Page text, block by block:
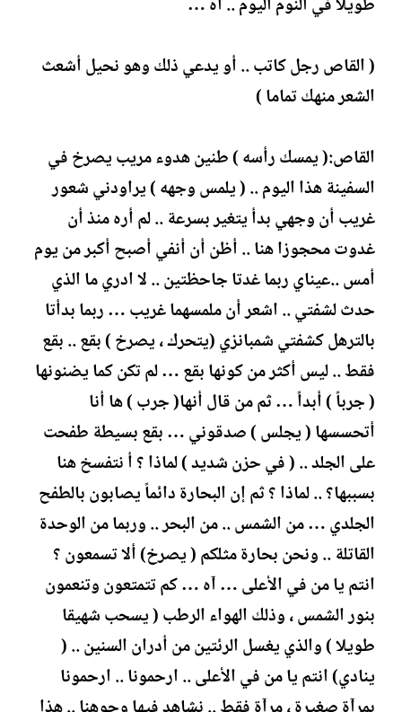
( القاص رجل كاتب .. أو يدعي ذلك وهو نحيل أشعث
الشعر منهك تماما )
القاص:( يمسك رأسه ) طنين هدوء مريب يصرخ في
السفينة هذا اليوم .. ( يلمس وجهه ) يراودني شعور
غريب أن وجهي بدأ يتغير بسرعة .. لم أره منذ أن
غدوت محجوزا هنا .. أظن أن أنفي أصبح أكبر من يوم
أمس ..عيناي ربما غدتا جاحظتين .. لا ادري ما الذي
حدث لشفتي .. اشعر أن ملمسهما غريب … ربما بدأتا
بالترهل كشفتي شمبانزي (يتحرك ، يصرخ ) بقع .. بقع
فقط .. ليس أكثر من كونها بقع … لم تكن كما يضنونها
( جرباً ) أبداً … ثم من قال أنها( جرب ) ها أنا
أتحسسها ( يجلس ) صدقوني … بقع بسيطة طفحت
على الجلد .. ( في حزن شديد ) لماذا ؟ أ نتفسخ هنا
بسببها؟ .. لماذا ؟ ثم إن البحارة دائماً يصابون بالطفح
الجلدي … من الشمس .. من البحر .. وربما من الوحدة
القاتلة .. ونحن بحارة مثلكم ( يصرخ) ألا تسمعون ؟
انتم يا من في الأعلى … آه … كم تتمتعون وتنعمون
بنور الشمس ، وذلك الهواء الرطب ( يسحب شهيقا
طويلا ) والذي يغسل الرئتين من أدران السنين .. (
ينادي) انتم يا من في الأعلى .. ارحمونا .. ارحمونا